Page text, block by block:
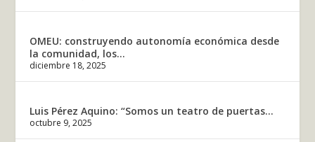
OMEU: construyendo autonomía económica desde
la comunidad, los...
diciembre 18, 2025
Luis Pérez Aquino: “Somos un teatro de puertas...
octubre 9, 2025